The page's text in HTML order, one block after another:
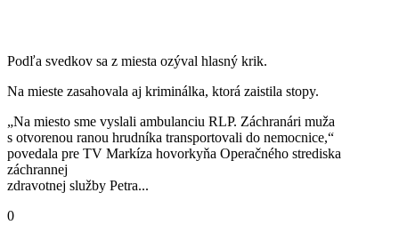
Podľa svedkov sa z miesta ozýval hlasný krik.
Na mieste zasahovala aj kriminálka, ktorá zaistila stopy.
​„Na miesto sme vyslali ambulanciu RLP. Záchranári muža
s otvorenou ranou hrudníka transportovali do nemocnice,“
povedala pre TV Markíza hovorkyňa Operačného strediska
záchrannej
zdravotnej služby Petra...
0